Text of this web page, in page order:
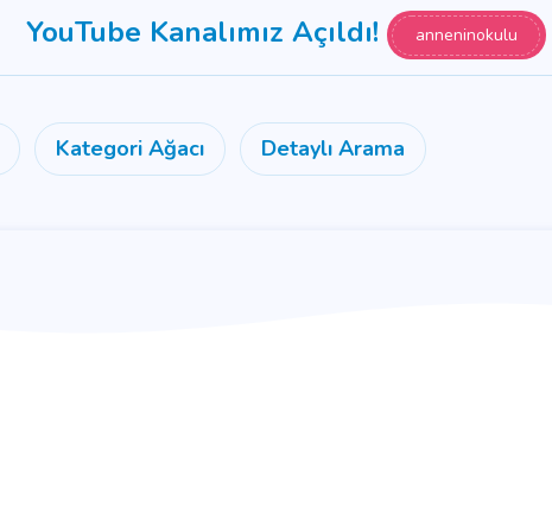
YouTube Kanalımız Açıldı! anneninokulu
Kategori Ağacı Detaylı Arama